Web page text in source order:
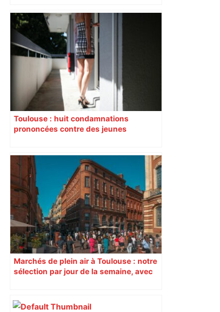
Près de Toulouse : dans cette zone
économique, un axe majeur va être
fermé en fin de soirée, voici les
déviations – Actu.fr
Toulouse : huit condamnations
prononcées contre des jeunes
Marchés de plein air à Toulouse : notre
sélection par jour de la semaine, avec